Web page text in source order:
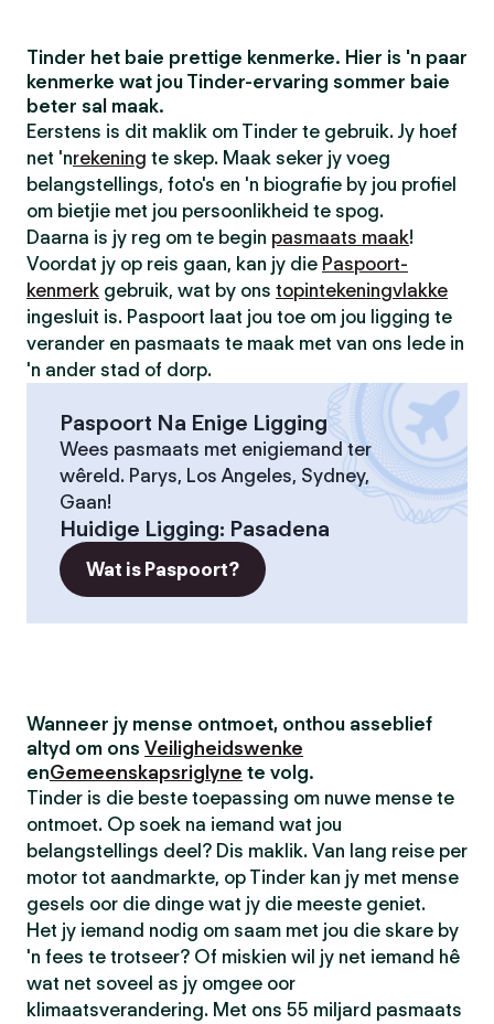
Tinder het baie prettige kenmerke. Hier is 'n paar
kenmerke wat jou Tinder-ervaring sommer baie
beter sal maak.
Eerstens is dit maklik om Tinder te gebruik. Jy hoef
net 'nrekening te skep. Maak seker jy voeg
belangstellings, foto's en 'n biografie by jou profiel
om bietjie met jou persoonlikheid te spog.
Daarna is jy reg om te begin pasmaats maak!
Voordat jy op reis gaan, kan jy die Paspoort-
kenmerk gebruik, wat by ons topintekeningvlakke
ingesluit is. Paspoort laat jou toe om jou ligging te
verander en pasmaats te maak met van ons lede in
'n ander stad of dorp.
Paspoort Na Enige Ligging
Wees pasmaats met enigiemand ter
wêreld. Parys, Los Angeles, Sydney,
Gaan!
Huidige Ligging: Pasadena
Wat is Paspoort?
Wanneer jy mense ontmoet, onthou asseblief
altyd om ons Veiligheidswenke
enGemeenskapsriglyne te volg.
Tinder is die beste toepassing om nuwe mense te
ontmoet. Op soek na iemand wat jou
belangstellings deel? Dis maklik. Van lang reise per
motor tot aandmarkte, op Tinder kan jy met mense
gesels oor die dinge wat jy die meeste geniet.
Het jy iemand nodig om saam met jou die skare by
'n fees te trotseer? Of miskien wil jy net iemand hê
wat net soveel as jy omgee oor
klimaatsverandering. Met ons 55 miljard pasmaats